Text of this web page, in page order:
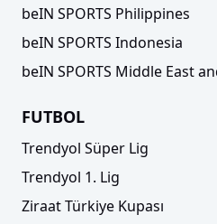
beIN SPORTS Philippines
beIN SPORTS Indonesia
beIN SPORTS Middle East
FUTBOL
Trendyol Süper Lig
Trendyol 1. Lig
Ziraat Türkiye Kupası